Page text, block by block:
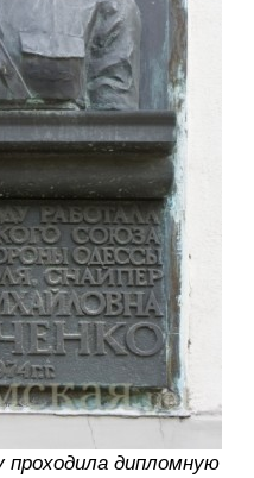
проходила дипломную